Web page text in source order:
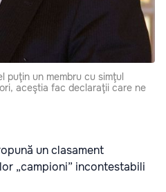
puţin un membru cu simţul
aceştia fac declaraţii care ne
un clasament
„campioni” incontestabili